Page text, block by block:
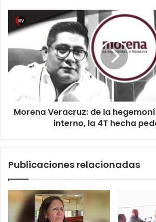
inscripción”
Morena
Veracruz:
de
la
hegemonía
al
naufragio
4TMorena Veracruz: de la
interno, la 4T hecha
Publicaciones relacionadas